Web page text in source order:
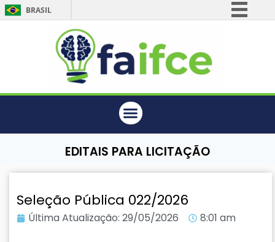
BRASIL
Participe
EDITAIS PARA LICITAÇÃO
Seleção Pública 022/2026
Última Atualização: 29/05/2026 8:01 am